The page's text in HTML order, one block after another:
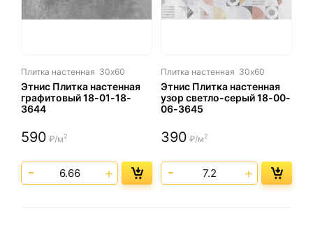
Плитка настенная 30х60
Этнис Плитка настенная
графитовый 18-01-18-
3644
590 ₽/м2
Плитка настенная 30х60
Этнис Плитка настенная
узор светло-серый 18-00-
06-3645
390 ₽/м2